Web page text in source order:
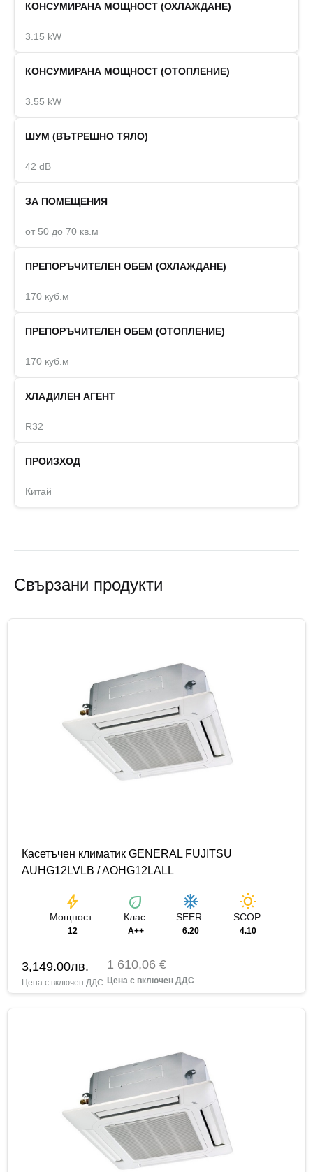
КОНСУМИРАНА МОЩНОСТ (ОХЛАЖДАНЕ)
3.15 kW
КОНСУМИРАНА МОЩНОСТ (ОТОПЛЕНИЕ)
3.55 kW
ШУМ (ВЪТРЕШНО ТЯЛО)
42 dB
ЗА ПОМЕЩЕНИЯ
от 50 до 70 кв.м
ПРЕПОРЪЧИТЕЛЕН ОБЕМ (ОХЛАЖДАНЕ)
170 куб.м
ПРЕПОРЪЧИТЕЛЕН ОБЕМ (ОТОПЛЕНИЕ)
170 куб.м
ХЛАДИЛЕН АГЕНТ
R32
ПРОИЗХОД
Китай
Свързани продукти
Касетъчен климатик GENERAL FUJITSU
AUHG12LVLB / AOHG12LALL
bolt
Мощност:
12
eco
Клас:
A++
ac_unit
SEER:
6.20
wb_sunny
SCOP:
4.10
3,149.00лв. 1 610,06 €